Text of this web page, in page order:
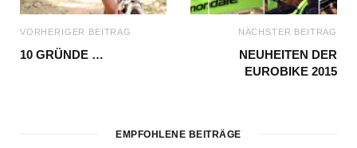
VORHERIGER BEITRAG
10 GRÜNDE …
NÄCHSTER BEITRAG
NEUHEITEN DER
EUROBIKE 2015
EMPFOHLENE BEITRÄGE